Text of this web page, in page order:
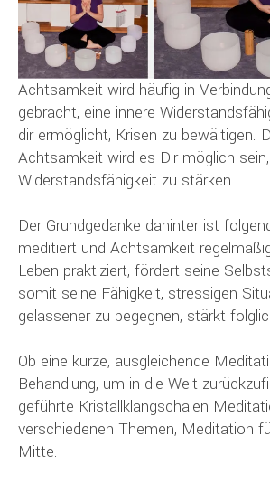
Achtsamkeit wird häufig in
gebracht, eine innere
dir ermöglicht, Krisen zu bewältigen.
Achtsamkeit wird es Dir möglich
Widerstandsfähigkeit zu stärken.
Der Grundgedanke dahinter ist
meditiert und Achtsamkeit
Leben praktiziert, fördert seine
somit seine Fähigkeit, stressigen
gelassener zu begegnen, stärkt
Ob eine kurze, ausgleichende
Behandlung, um in die Welt
geführte Kristallklangschalen
verschiedenen Themen, Meditation
Mitte.